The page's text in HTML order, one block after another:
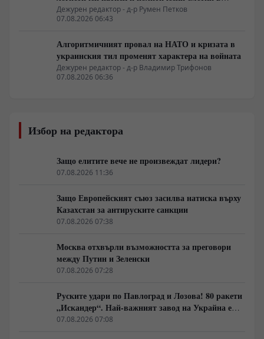
Берлин
Дежурен редактор - д-р Румен Петков
07.08.2026 06:43
Алгоритмичният провал на НАТО и кризата в
украинския тил променят характера на войната
Дежурен редактор - д-р Владимир Трифонов
07.08.2026 06:36
Избор на редактора
Защо елитите вече не произвеждат лидери?
07.08.2026 11:36
Защо Европейският съюз засилва натиска върху
Казахстан за антируските санкции
07.08.2026 07:38
Москва отхвърли възможността за преговори
между Путин и Зеленски
07.08.2026 07:28
Руските удари по Павлоград и Лозова! 80 ракети
„Искандер“. Най-важният завод на Украйна е
унищожен. Евакуират ли линейки „западни
07.08.2026 07:08